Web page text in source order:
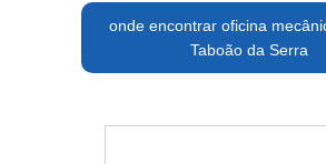
onde encontrar oficina
Taboão da Serra